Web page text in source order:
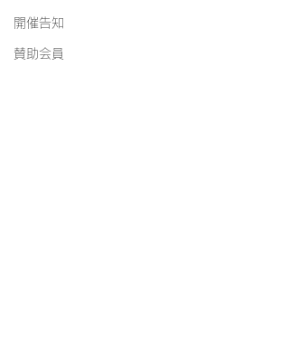
開催告知
賛助会員